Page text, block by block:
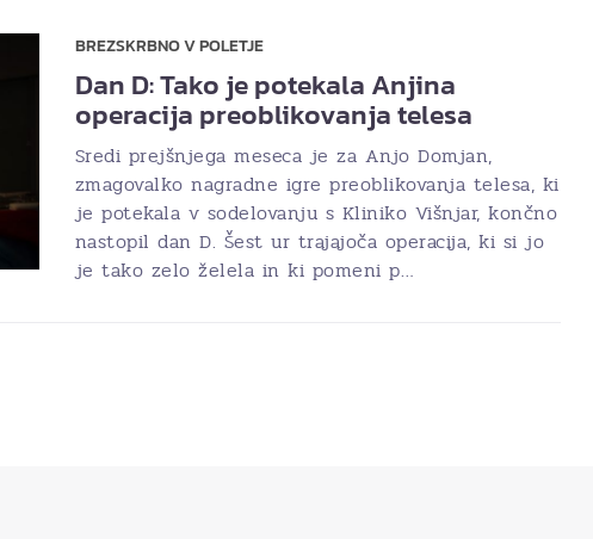
BREZSKRBNO V POLETJE
Dan D: Tako je potekala Anjina
operacija preoblikovanja telesa
Sredi prejšnjega meseca je za Anjo Domjan,
zmagovalko nagradne igre preoblikovanja telesa, ki
je potekala v sodelovanju s Kliniko Višnjar, končno
nastopil dan D. Šest ur trajajoča operacija, ki si jo
je tako zelo želela in ki pomeni p…